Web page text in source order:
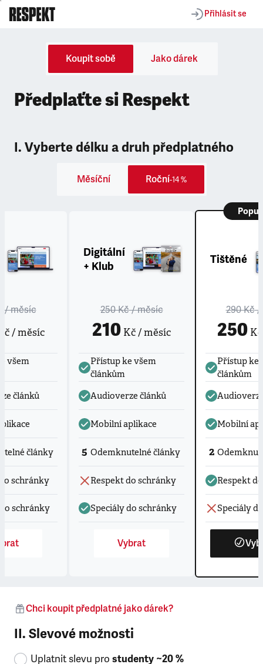
Přihlásit se
Koupit sobě Jako dárek
Předplaťte si Respekt
I. Vyberte délku a druh předplatného
Měsíční Roční-14 %
/ měsíc
/ měsíc
všem
článků
články
schránky
schránky
Digitální
+ Klub
250 Kč/ měsíc
210 Kč / měsíc
Přístup ke všem
článkům
Audioverze článků
Mobilní aplikace
5 Odemknutelné články
Respekt do schránky
Speciály do schránky
Vybrat
Tištěné
290 Kč/
250Kč
Přístup ke
článkům
Mobilní
2
Respekt
Speciály
Chci koupit předplatné jako dárek?
II. Slevové možnosti
Uplatnit slevu pro studenty ~20 %